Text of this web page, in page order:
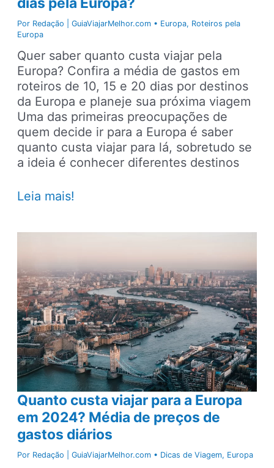
Por Redação | GuiaViajarMelhor.com • Europa, Roteiros pela
Europa
Quer saber quanto custa viajar pela
Europa? Confira a média de gastos em
roteiros de 10, 15 e 20 dias por destinos
da Europa e planeje sua próxima viagem
Uma das primeiras preocupações de
quem decide ir para a Europa é saber
quanto custa viajar para lá, sobretudo se
a ideia é conhecer diferentes destinos
Quanto
ou
20
dias
pela
Europa?
Leia mais!
Quanto custa viajar para a Europa
em 2024? Média de preços de
gastos diários
Por Redação | GuiaViajarMelhor.com • Dicas de Viagem, Europa